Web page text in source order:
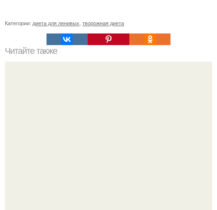
Категории: диета для ленивых творожная диета
Читайте также